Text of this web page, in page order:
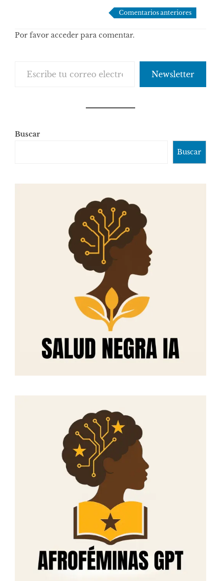
comentarios
Comentarios anteriores
Por favor acceder para comentar.
Newsletter
Buscar
Buscar